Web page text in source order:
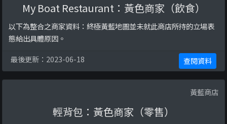
My Boat Restaurant：黃色商家（飲食）
以下為整合之商家資料：終極黃藍地圖並未就此商店所持的立場表
態給出具體原因。
最後更新：2023-06-18
查閱資料
黃藍商店
輕背包：黃色商家（零售）